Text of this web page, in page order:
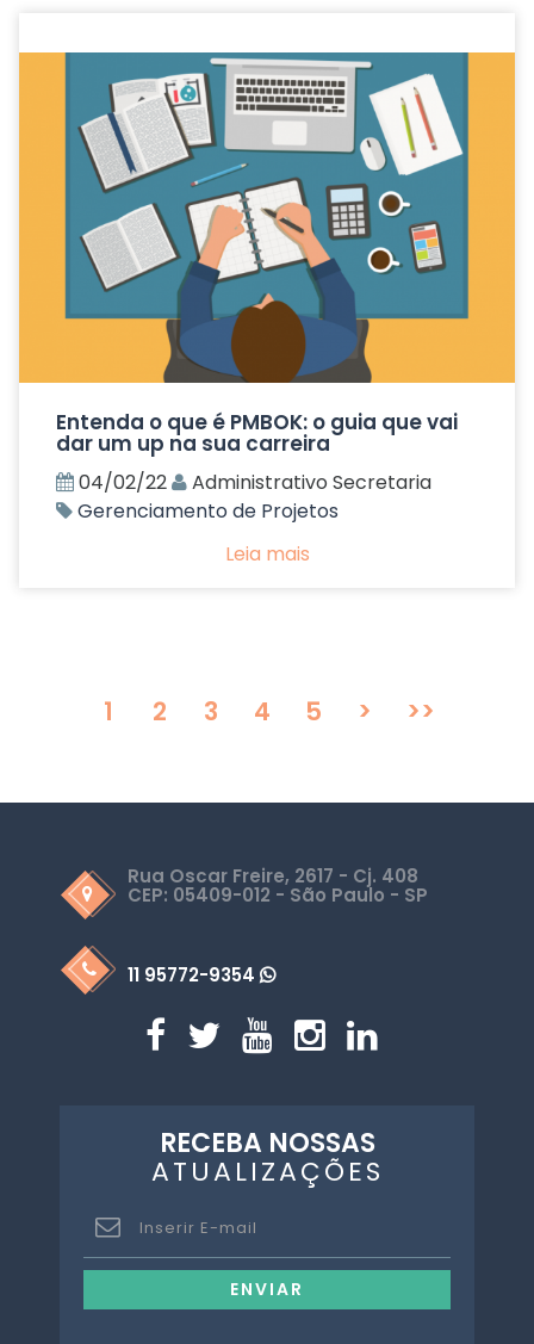
Entenda o que é PMBOK: o guia que vai
dar um up na sua carreira
04/02/22
Administrativo Secretaria
Gerenciamento de Projetos
Leia mais
1 2 3 4 5 > >>
Rua Oscar Freire, 2617 - Cj. 408
CEP: 05409-012 - São Paulo - SP
11 95772-9354
RECEBA NOSSAS
ATUALIZAÇÕES
ENVIAR